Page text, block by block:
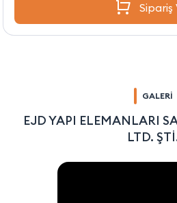
Sipariş
GALERİ
EJD YAPI ELEMANLARI
LTD.